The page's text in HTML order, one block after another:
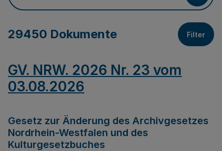
Verkündungsbereich durchsuchen
29450 Dokumente Filter
GV. NRW. 2026 Nr. 23 vom
03.08.2026
Gesetz zur Änderung des Archivgesetzes
Nordrhein-Westfalen und des
Kulturgesetzbuches